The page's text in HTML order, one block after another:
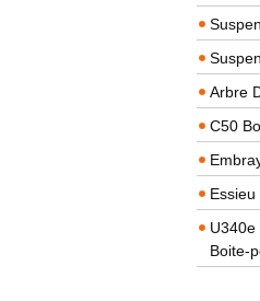
Arbre
C50
U340e
Boite-